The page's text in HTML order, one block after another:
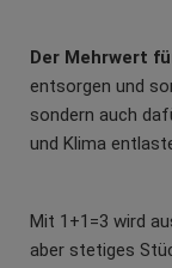
Der Mehrwert
entsorgen und
sondern auch
und Klima
Mit 1+1=3 wird
aber stetiges